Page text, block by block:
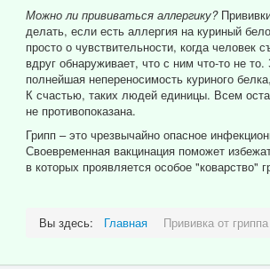
Можно ли прививаться аллергику?
делать, если есть аллергия на куриный
просто о чувствительности, когда человек
вдруг обнаруживает, что с ним что-то не
полнейшая непереносимость куриного
К счастью, таких людей единицы. Всем
не противопоказана.
Грипп – это чрезвычайно опасное
Своевременная вакцинация поможет
в которых проявляется особое "коварство"
Вы здесь: Главная Прививка от гриппа